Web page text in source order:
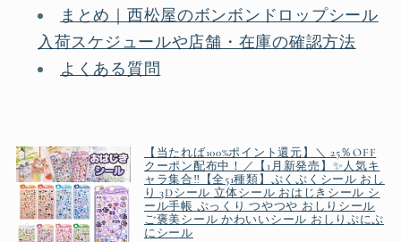
まとめ｜西松屋のボンボンドロップシール
入荷スケジュールや店舗・在庫の確認方法
よくある質問
【当たれば100%ポイント還元】＼ 25％OFF
クーポン配布中！／【1月新発売】✨人気キ
ャラ集合‼【全51種類】ぷくぷくシール おし
り 3Dシール 立体シール おはじきシール シ
ール手帳 ぷっくり つやつや おしりシール
ご褒美シール かわいいシール おしりぷにぷ
にシール